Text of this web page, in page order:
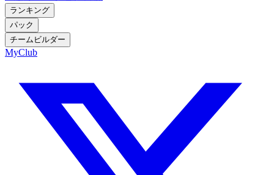
ランキング
パック
チームビルダー
MyClub